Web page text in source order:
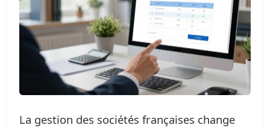
La gestion des sociétés françaises change